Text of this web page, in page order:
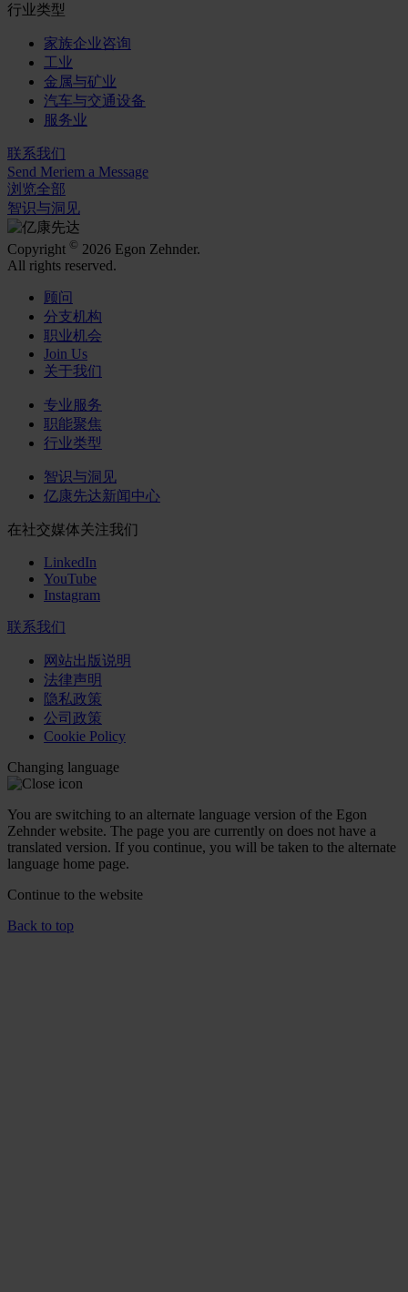
行业类型
家族企业咨询
工业
金属与矿业
汽车与交通设备
服务业
联系我们
Send Meriem a Message
浏览全部
智识与洞见
Copyright © 2026 Egon Zehnder.
All rights reserved.
顾问
分支机构
职业机会
Join Us
关于我们
专业服务
职能聚焦
行业类型
智识与洞见
亿康先达新闻中心
在社交媒体关注我们
LinkedIn
YouTube
Instagram
联系我们
网站出版说明
法律声明
隐私政策
公司政策
Cookie Policy
Changing language
You are switching to an alternate language version of the Egon
Zehnder website. The page you are currently on does not have a
translated version. If you continue, you will be taken to the alternate
language home page.
Continue to the website
Back to top